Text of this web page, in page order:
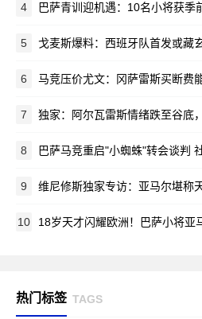
4 巴萨青训迎机遇：10名小将获季前
5 戈麦斯爆料：西班牙队首发或藏玄机
6 马竞压价尤文：冈萨雷斯买断费
7 独家：阿尔瓦雷斯情绪跌至谷底，马
8 巴萨马竞重启"小蜘蛛"转会谈判
9 维尼修斯独家专访：亚马尔堪称天
10 18岁天才闪耀欧洲！巴萨小将亚
热门标签 TAGS